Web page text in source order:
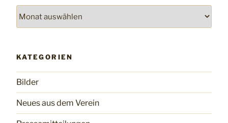
KATEGORIEN
Bilder
Neues aus dem Verein